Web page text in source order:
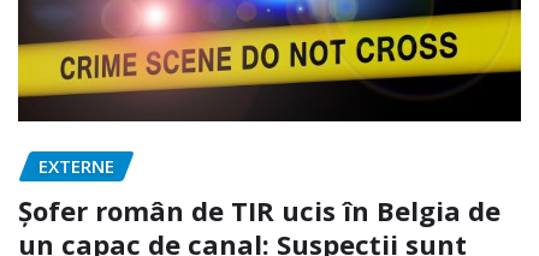
EXTERNE
Șofer român de TIR ucis în Belgia de
un capac de canal: Suspecții sunt